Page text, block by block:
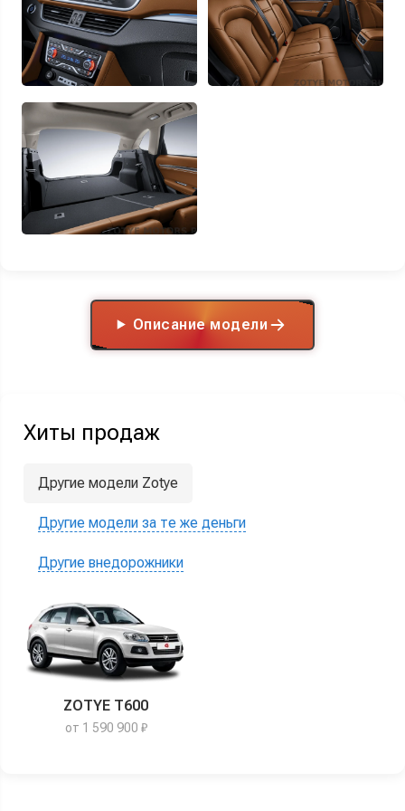
Описание модели
Хиты продаж
Другие модели Zotye
Другие модели за те же деньги
Другие внедорожники
ZOTYE T600
от 1 590 900 ₽